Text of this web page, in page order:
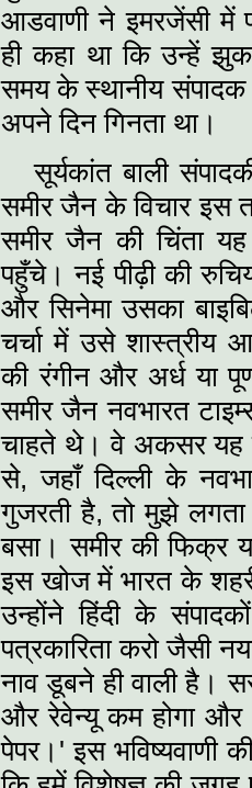
आडवाणी ने इमरजेंसी में
ही कहा था कि उन्हें
समय के स्थानीय
अपने दिन गिनता था।
सूर्यकांत बाली
समीर जैन के विचार इस
समीर जैन की चिंता
पहुँचे। नई पीढ़ी की
और सिनेमा उसका
चर्चा में उसे शास्त्रीय
की रंगीन और अर्ध या
समीर जैन नवभारत
चाहते थे। वे अकसर यह
से, जहाँ दिल्ली के
गुजरती है, तो मुझे
बसा। समीर की फिक्र
इस खोज में भारत के
उन्होंने हिंदी के
पत्रकारिता करो जैसी
नाव डूबने ही वाली है।
और रेवेन्यू कम होगा और
पेपर।' इस भविष्यवाणी